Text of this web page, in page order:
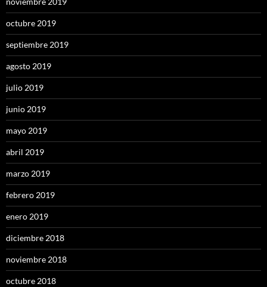
octubre 2019
septiembre 2019
agosto 2019
julio 2019
junio 2019
mayo 2019
abril 2019
marzo 2019
febrero 2019
enero 2019
diciembre 2018
noviembre 2018
octubre 2018